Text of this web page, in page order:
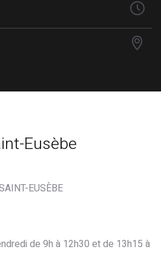
Eusèbe
EUSÈBE
de 9h à 12h30 et de 13h15 à